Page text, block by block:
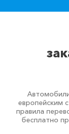
европейским
правила
бесплатно